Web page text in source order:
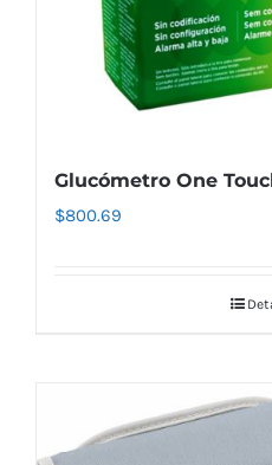
Glucómetro One
$800.69